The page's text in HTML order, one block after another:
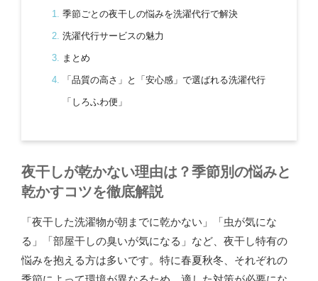
季節ごとの夜干しの悩みを洗濯代行で解決
洗濯代行サービスの魅力
まとめ
「品質の高さ」と「安心感」で選ばれる洗濯代行
「しろふわ便」
夜干しが乾かない理由は？季節別の悩みと
乾かすコツを徹底解説
「夜干した洗濯物が朝までに乾かない」「虫が気にな
る」「部屋干しの臭いが気になる」など、夜干し特有の
悩みを抱える方は多いです。特に春夏秋冬、それぞれの